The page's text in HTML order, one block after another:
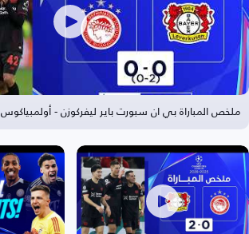
ملخص المباراة بي ان سبورت باير ليفركوزن - أولمبياكوس